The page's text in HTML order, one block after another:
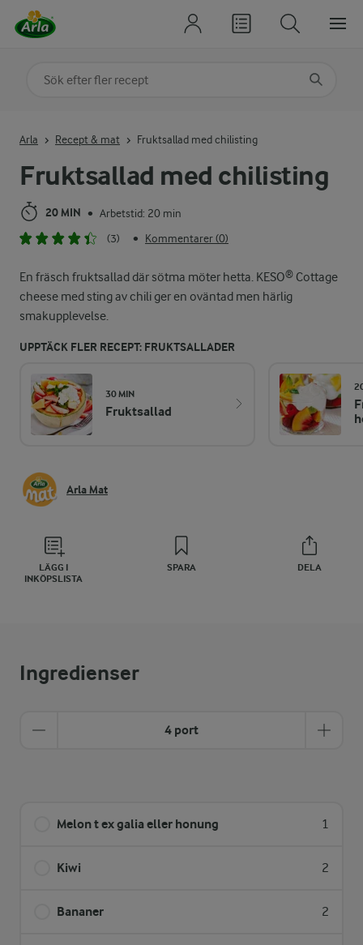
Fruktsallad med chilisting
20 MIN • Arbetstid: 20 min
(3)
• Kommentarer (0)
En fräsch fruktsallad där sötma möter hetta. KESO® Cottage
cheese med sting av chili ger en oväntad men härlig
smakupplevelse.
UPPTÄCK FLER RECEPT: FRUKTSALLADER
30 MIN
Fruktsallad
Arla Mat
LÄGG I
INKÖPSLISTA
SPARA DELA
Arla Recept & mat Fruktsallad med chilisting
Ingredienser
4 port
Melon t ex galia eller honung 1
Kiwi 2
Bananer 2
Sök på kategori eller ingrediens